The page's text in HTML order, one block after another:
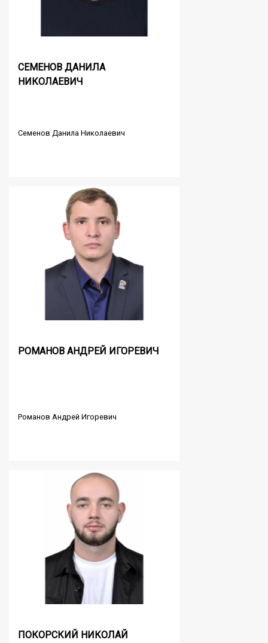
СЕМЕНОВ ДАНИЛА
НИКОЛАЕВИЧ
Семенов Данила Николаевич
РОМАНОВ АНДРЕЙ ИГОРЕВИЧ
Романов Андрей Игоревич
ПОКОРСКИЙ НИКОЛАЙ